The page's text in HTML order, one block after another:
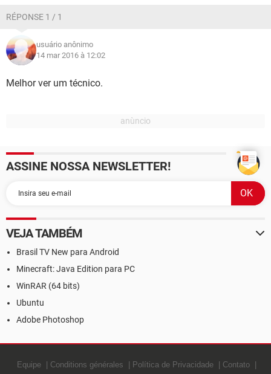
RÉPONSE 1 / 1
usuário anônimo
14 mar 2016 à 12:02
Melhor ver um técnico.
ASSINE NOSSA NEWSLETTER!
VEJA TAMBÉM
Brasil TV New para Android
Minecraft: Java Edition para PC
WinRAR (64 bits)
Ubuntu
Adobe Photoshop
Equipe Conditions générales Política de Privacidade Contato